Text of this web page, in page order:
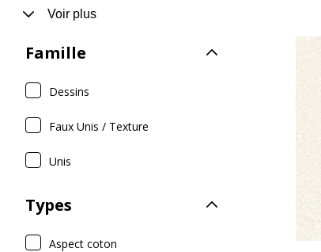
Voir plus
Famille
Dessins
Faux Unis / Texture
Unis
Types
Aspect coton